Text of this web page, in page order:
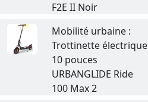
F2E II Noir
Mobilité urbaine :
Trottinette électrique
10 pouces
URBANGLIDE Ride
100 Max 2